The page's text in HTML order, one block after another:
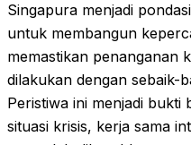
Singapura menjadi
untuk membangun
memastikan penanganan
dilakukan dengan sebaik-
Peristiwa ini menjadi bukti
situasi krisis, kerja sama